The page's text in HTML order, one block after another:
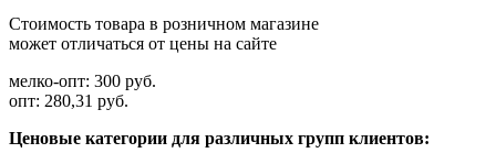
Стоимость товара в розничном магазине
может отличаться от цены на сайте
мелко-опт: 300 руб.
опт: 280,31 руб.
Ценовые категории для различных групп клиентов: